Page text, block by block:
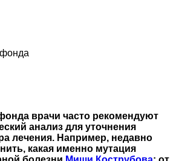
врачи часто рекомендуют
анализ для уточнения
лечения. Например, недавно
какая именно мутация